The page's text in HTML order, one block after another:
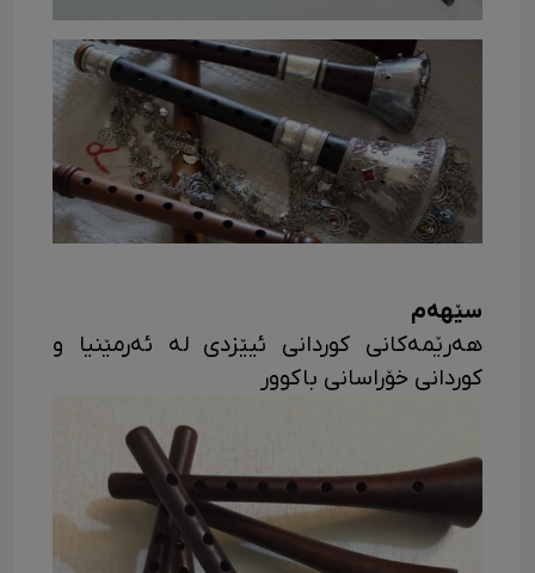
سێهەم
هەرێمەکانی کوردانی ئیێزدی له ئەرمێنیا و
کوردانی خۆراسانی باکوور